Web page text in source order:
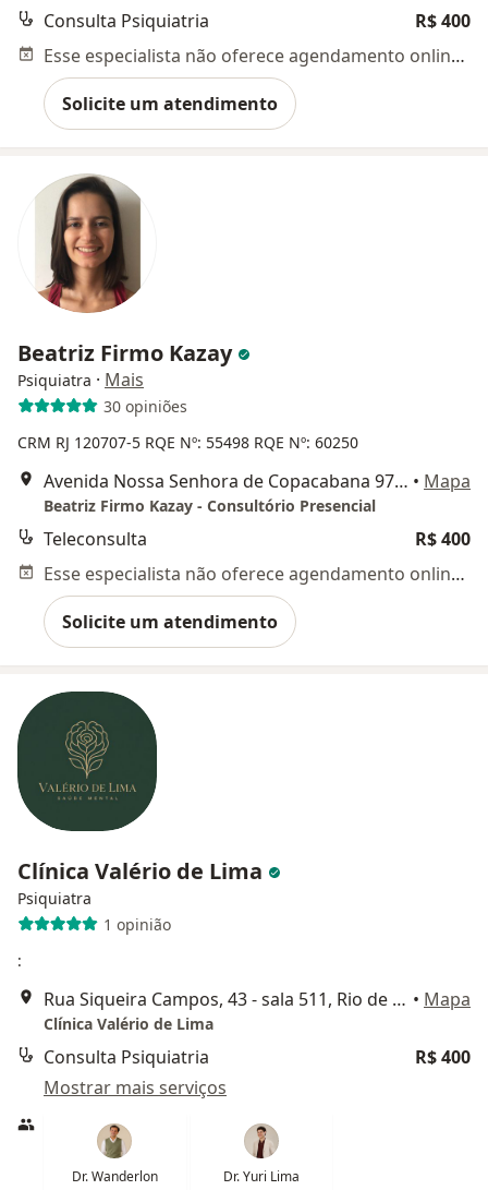
Consulta Psiquiatria
R$ 400
Esse especialista não oferece agendamento online para esse endereço.
Solicite um atendimento
Beatriz Firmo Kazay
Psiquiatra · Mais
30 opiniões
CRM RJ 120707-5 RQE Nº: 55498 RQE Nº: 60250
Avenida Nossa Senhora de Copacabana 978, Rio de Janeiro • Mapa
Beatriz Firmo Kazay - Consultório Presencial
Teleconsulta
R$ 400
Esse especialista não oferece agendamento online para esse endereço.
Solicite um atendimento
Clínica Valério de Lima
Psiquiatra
1 opinião
:
Rua Siqueira Campos, 43 - sala 511, Rio de Janeiro • Mapa
Clínica Valério de Lima
Consulta Psiquiatria
R$ 400
Mostrar mais serviços
Dr. Wanderlon
Dr. Yuri Lima